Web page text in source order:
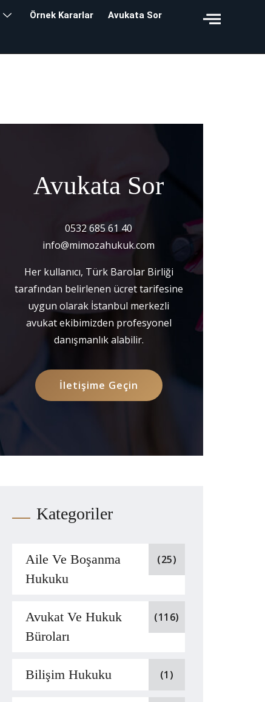
Örnek Kararlar
Avukata Sor
Avukata Sor
0532 685 61 40
info@mimozahukuk.com
Her kullanıcı, Türk Barolar Birliği
tarafından belirlenen ücret tarifesine
uygun olarak İstanbul merkezli
avukat ekibimizden profesyonel
danışmanlık alabilir.
İletişime Geçin
Kategoriler
Aile Ve Boşanma
Hukuku
(25)
Avukat Ve Hukuk
Büroları
(116)
Bilişim Hukuku (1)